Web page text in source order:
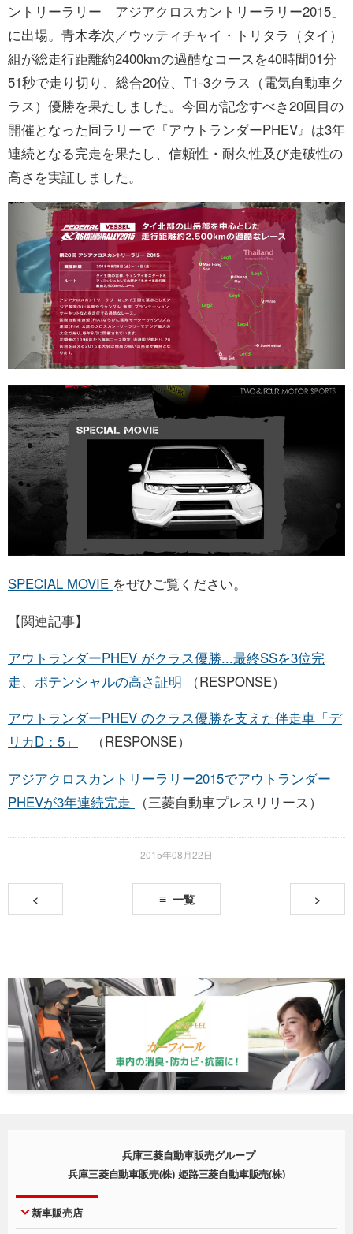
ントリーラリー「アジアクロスカントリーラリー2015」
に出場。青木孝次／ウッティチャイ・トリタラ（タイ）
組が総走行距離約2400kmの過酷なコースを40時間01分
51秒で走り切り、総合20位、T1-3クラス（電気自動車ク
ラス）優勝を果たしました。今回が記念すべき20回目の
開催となった同ラリーで『アウトランダーPHEV』は3年
連続となる完走を果たし、信頼性・耐久性及び走破性の
高さを実証しました。
SPECIAL MOVIE をぜひご覧ください。
【関連記事】
アウトランダーPHEV がクラス優勝...最終SSを3位完
走、ポテンシャルの高さ証明
（RESPONSE）
アウトランダーPHEV のクラス優勝を支えた伴走車「デ
リカD：5」
（RESPONSE）
アジアクロスカントリーラリー2015でアウトランダー
PHEVが3年連続完走
（三菱自動車プレスリリース）
2015年08月22日
< 一覧 >
兵庫三菱自動車販売グループ
兵庫三菱自動車販売(株) 姫路三菱自動車販売(株)
新車販売店